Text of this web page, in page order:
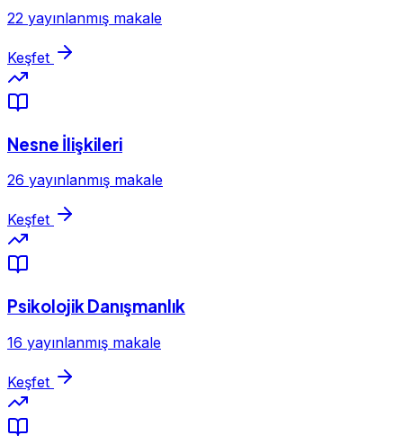
22 yayınlanmış makale
Keşfet
Nesne İlişkileri
26 yayınlanmış makale
Keşfet
Psikolojik Danışmanlık
16 yayınlanmış makale
Keşfet